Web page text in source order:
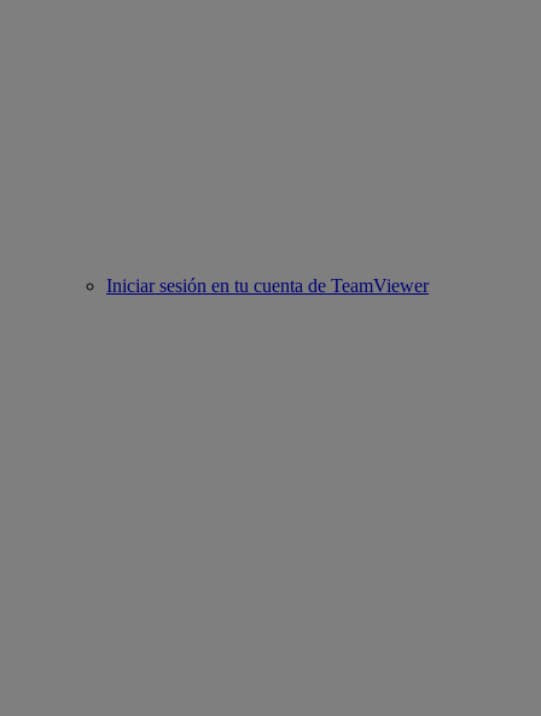
Iniciar sesión en tu cuenta de TeamViewer